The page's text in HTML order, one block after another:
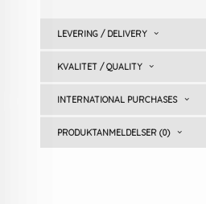
LEVERING / DELIVERY
KVALITET / QUALITY
INTERNATIONAL PURCHASES
PRODUKTANMELDELSER (0)